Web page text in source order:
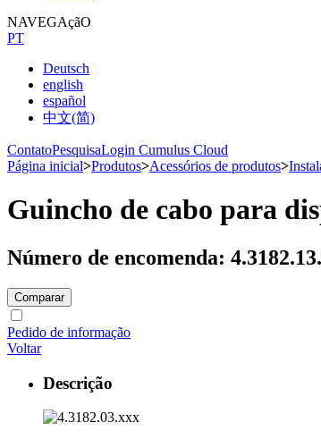
NAVEGAçãO
PT
Deutsch
english
español
中文(简)
ContatoPesquisaLogin Cumulus Cloud
Página inicial>Produtos>Acessórios de produtos>
Guincho de cabo para
Número de encomenda:
Comparar
Pedido de informação
Voltar
Descrição